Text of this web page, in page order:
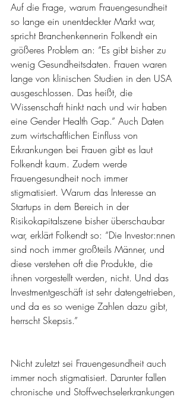
Auf die Frage, warum Frauengesundheit
so lange ein unentdeckter Markt war,
spricht Branchenkennerin Folkendt ein
größeres Problem an: “Es gibt bisher zu
wenig Gesundheitsdaten. Frauen waren
lange von klinischen Studien in den USA
ausgeschlossen. Das heißt, die
Wissenschaft hinkt nach und wir haben
eine Gender Health Gap.” Auch Daten
zum wirtschaftlichen Einfluss von
Erkrankungen bei Frauen gibt es laut
Folkendt kaum. Zudem werde
Frauengesundheit noch immer
stigmatisiert. Warum das Interesse an
Startups in dem Bereich in der
Risikokapitalszene bisher überschaubar
war, erklärt Folkendt so: “Die Investor:nnen
sind noch immer großteils Männer, und
diese verstehen oft die Produkte, die
ihnen vorgestellt werden, nicht. Und das
Investmentgeschäft ist sehr datengetrieben,
und da es so wenige Zahlen dazu gibt,
herrscht Skepsis.”
Nicht zuletzt sei Frauengesundheit auch
immer noch stigmatisiert. Darunter fallen
chronische und Stoffwechselerkrankungen